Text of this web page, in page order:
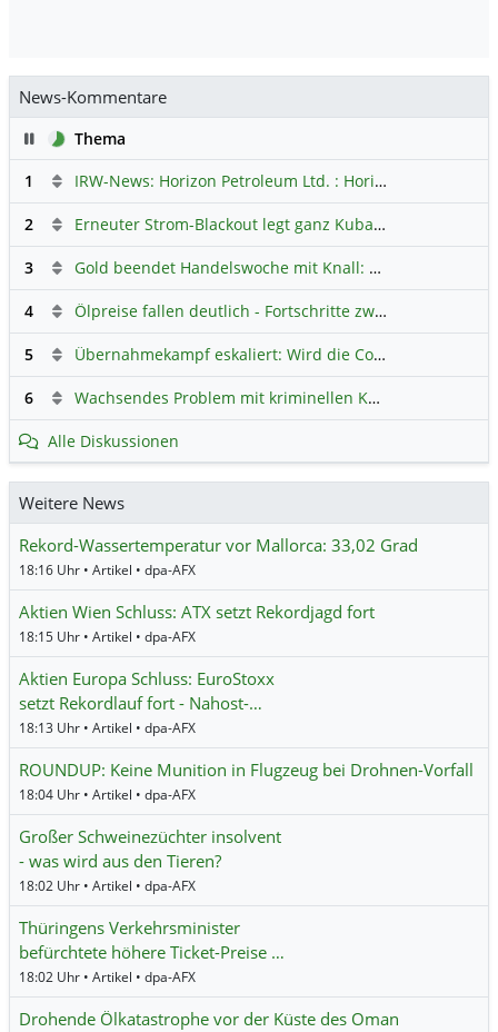
News-Kommentare
PauseThema
1
IRW-News: Horizon Petroleum Ltd. : Horizon Petroleum beginnt mit der Testförderung im Projekt Lachowice in Polen und schließt die Platzierung einer überzeichneten Wandelanleihe ab
2 Erneuter Strom-Blackout legt ganz Kuba lahm
3 Gold beendet Handelswoche mit Knall: Barrick Mining – Ist diese Aktie wieder ein Kauf?
4 Ölpreise fallen deutlich - Fortschritte zwischen USA und Iran belasten
5 Übernahmekampf eskaliert: Wird die Commerzbank italienisch?
6 Wachsendes Problem mit kriminellen Kunden im Online-Handel
Alle Diskussionen
Weitere News
Rekord-Wassertemperatur vor Mallorca: 33,02 Grad
18:16 Uhr • Artikel • dpa-AFX
Aktien Wien Schluss: ATX setzt Rekordjagd fort
18:15 Uhr • Artikel • dpa-AFX
Aktien Europa Schluss: EuroStoxx
setzt Rekordlauf fort - Nahost-…
18:13 Uhr • Artikel • dpa-AFX
ROUNDUP: Keine Munition in Flugzeug bei Drohnen-Vorfall
18:04 Uhr • Artikel • dpa-AFX
Großer Schweinezüchter insolvent
- was wird aus den Tieren?
18:02 Uhr • Artikel • dpa-AFX
Thüringens Verkehrsminister
befürchtete höhere Ticket-Preise …
18:02 Uhr • Artikel • dpa-AFX
Drohende Ölkatastrophe vor der Küste des Oman